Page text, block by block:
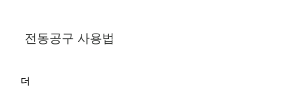
전동공구 사용법
더